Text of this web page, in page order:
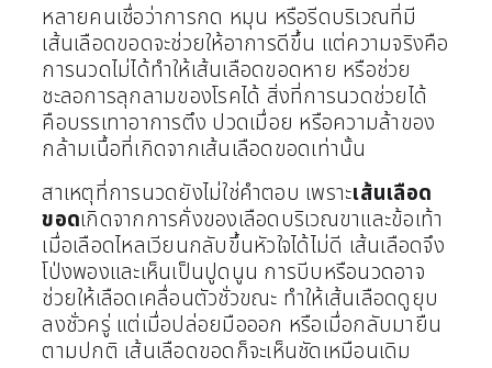
หลายคนเชื่อว่าการกด หมุน หรือรีดบริเวณที่มี
เส้นเลือดขอดจะช่วยให้อาการดีขึ้น แต่ความจริงคือ
การนวดไม่ได้ทำให้เส้นเลือดขอดหาย หรือช่วย
ชะลอการลุกลามของโรคได้ สิ่งที่การนวดช่วยได้
คือบรรเทาอาการตึง ปวดเมื่อย หรือความล้าของ
กล้ามเนื้อที่เกิดจากเส้นเลือดขอดเท่านั้น
สาเหตุที่การนวดยังไม่ใช่คำตอบ เพราะเส้นเลือด
ขอดเกิดจากการคั่งของเลือดบริเวณขาและข้อเท้า
เมื่อเลือดไหลเวียนกลับขึ้นหัวใจได้ไม่ดี เส้นเลือดจึง
โป่งพองและเห็นเป็นปูดนูน การบีบหรือนวดอาจ
ช่วยให้เลือดเคลื่อนตัวชั่วขณะ ทำให้เส้นเลือดดูยุบ
ลงชั่วครู่ แต่เมื่อปล่อยมือออก หรือเมื่อกลับมายืน
ตามปกติ เส้นเลือดขอดก็จะเห็นชัดเหมือนเดิม